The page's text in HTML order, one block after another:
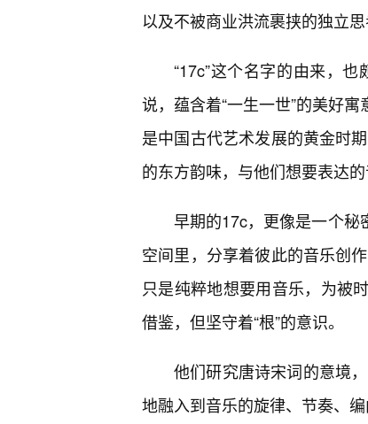
以及不被商业洪流裹挟的独立思
“17c”这个名字的由来，
说，蕴含着“一生一世”的美好
是中国古代艺术发展的黄金时
的东方韵味，与他们想要表达的
早期的17c，更像是一个秘
空间里，分享着彼此的音乐创
只是纯粹地想要用音乐，为被
借鉴，但坚守着“根”的意识。
他们研究唐诗宋词的意境
地融入到音乐的旋律、节奏、编